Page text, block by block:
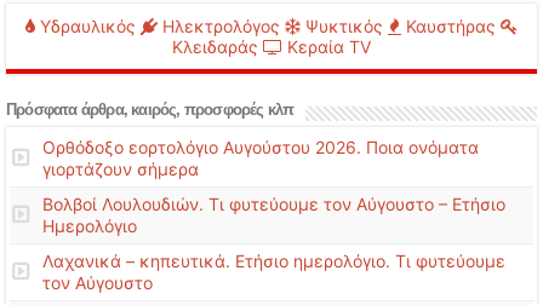
Υδραυλικός Ηλεκτρολόγος Ψυκτικός
Καυστήρας
Κλειδαράς
Κεραία TV
Πρόσφατα άρθρα, καιρός, προσφορές κλπ
Ορθόδοξο εορτολόγιο Αυγούστου 2026. Ποια ονόματα
γιορτάζουν σήμερα
Βολβοί Λουλουδιών. Τι φυτεύουμε τον Αύγουστο – Ετήσιο
Ημερολόγιο
Λαχανικά – κηπευτικά. Ετήσιο ημερολόγιο. Τι φυτεύουμε
τον Αύγουστο